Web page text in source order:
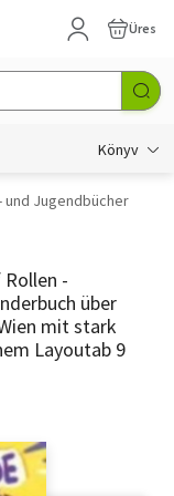
Üres
Könyv
und Jugendbücher
-
über
mit stark
Layoutab 9